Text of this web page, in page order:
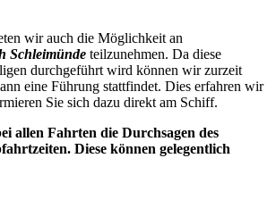
wir auch die Möglichkeit an
Schleimünde teilzunehmen. Da diese
durchgeführt wird können wir zurzeit
eine Führung stattfindet. Dies erfahren wir
Sie sich dazu direkt am Schiff.
allen Fahrten die Durchsagen des
Diese können gelegentlich